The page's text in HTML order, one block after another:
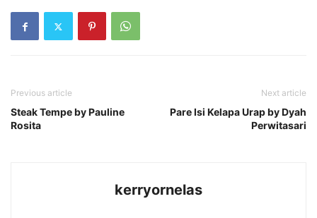
Previous article
Steak Tempe by Pauline
Rosita
Next article
Pare Isi Kelapa Urap by Dyah
Perwitasari
kerryornelas